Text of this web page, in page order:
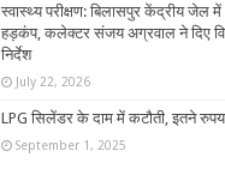
स्वास्थ्य परीक्षण: बिलासपुर केंद्रीय जेल
हड़कंप, कलेक्टर संजय अग्रवाल ने दिए
निर्देश
July 22, 2026
LPG सिलेंडर के दाम में कटौती, इतने
September 1, 2025